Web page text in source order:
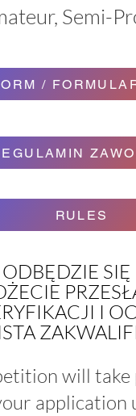
Semi-
/
RULES
I
will
application